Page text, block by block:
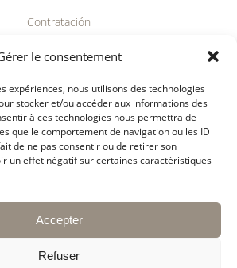
le consentement
expériences, nous utilisons des technologies
stocker et/ou accéder aux informations des
à ces technologies nous permettra de
que le comportement de navigation ou les ID
de ne pas consentir ou de retirer son
un effet négatif sur certaines caractéristiques
Accepter
Refuser
Contratación
Contacto
Mantenerse informado
últimas noticias suscribiéndote a
nuestro newsletter